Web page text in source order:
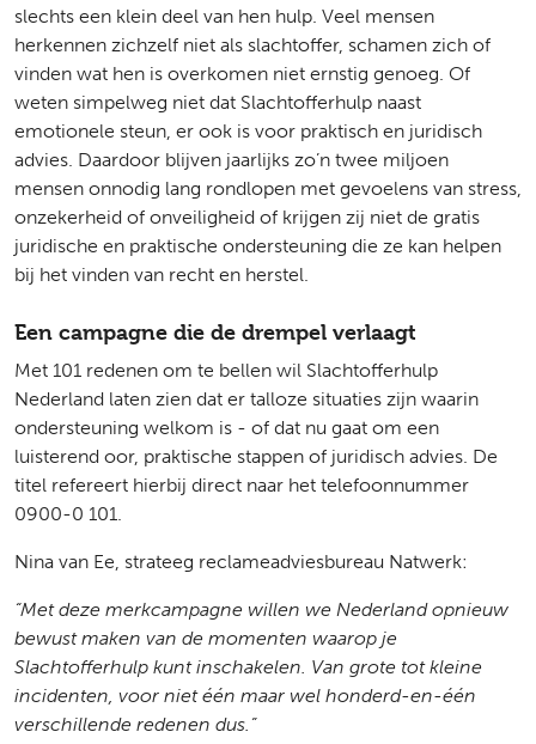
slechts een klein deel van hen hulp. Veel mensen
herkennen zichzelf niet als slachtoffer, schamen zich of
vinden wat hen is overkomen niet ernstig genoeg. Of
weten simpelweg niet dat Slachtofferhulp naast
emotionele steun, er ook is voor praktisch en juridisch
advies. Daardoor blijven jaarlijks zo’n twee miljoen
mensen onnodig lang rondlopen met gevoelens van stress,
onzekerheid of onveiligheid of krijgen zij niet de gratis
juridische en praktische ondersteuning die ze kan helpen
bij het vinden van recht en herstel.
Een campagne die de drempel verlaagt
Met 101 redenen om te bellen wil Slachtofferhulp
Nederland laten zien dat er talloze situaties zijn waarin
ondersteuning welkom is - of dat nu gaat om een
luisterend oor, praktische stappen of juridisch advies. De
titel refereert hierbij direct naar het telefoonnummer
0900-0 101.
Nina van Ee, strateeg reclameadviesbureau Natwerk:
“Met deze merkcampagne willen we Nederland opnieuw
bewust maken van de momenten waarop je
Slachtofferhulp kunt inschakelen. Van grote tot kleine
incidenten, voor niet één maar wel honderd-en-één
verschillende redenen dus.”